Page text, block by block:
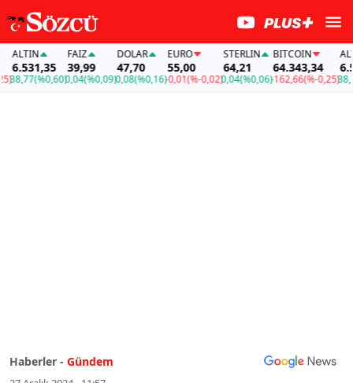
ALTIN
6.531,35
(%0,60)
FAİZ
39,99
0,04(%0,09)
DOLAR
47,70
0,08(%0,16)
EURO
55,00
-0,01(%-0,02)
STERLIN
64,21
0,04(%0,06)
BITCOIN
64.343,34
-162,66(%-0,25)38,77
Haberler - Gündem